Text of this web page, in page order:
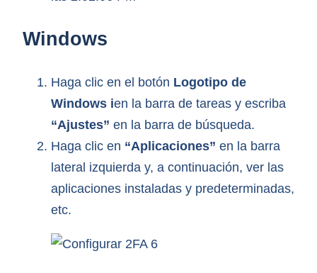
Windows
Haga clic en el botón Logotipo de
Windows ien la barra de tareas y escriba
“Ajustes” en la barra de búsqueda.
Haga clic en “Aplicaciones” en la barra
lateral izquierda y, a continuación, ver las
aplicaciones instaladas y predeterminadas,
etc.